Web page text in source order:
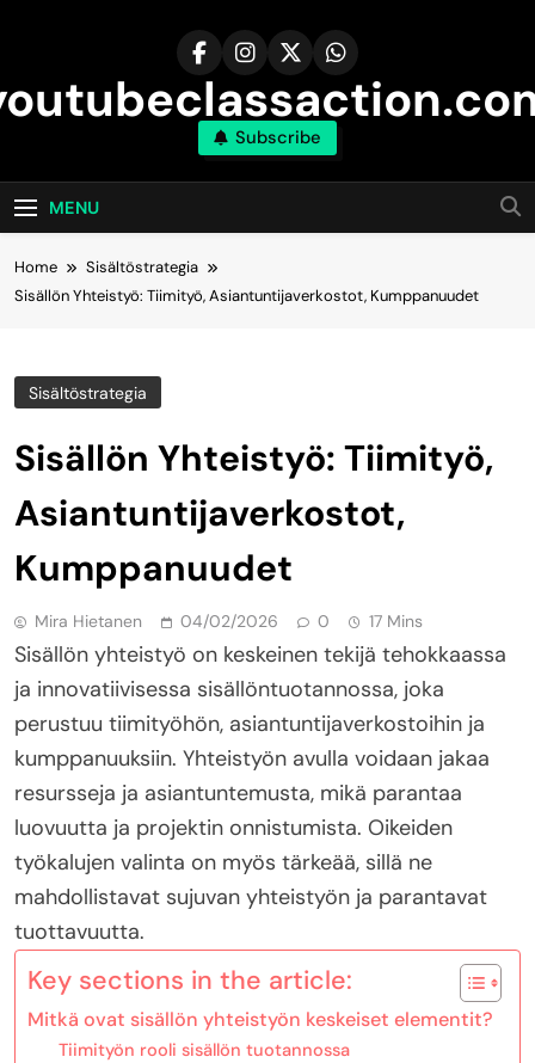
Subscribe
MENU
Home
Sisältöstrategia
Sisällön Yhteistyö: Tiimityö, Asiantuntijaverkostot, Kumppanuudet
Sisältöstrategia
Sisällön Yhteistyö: Tiimityö,
Asiantuntijaverkostot,
Kumppanuudet
Mira Hietanen 04/02/2026 0 17 Mins
Sisällön yhteistyö on keskeinen tekijä tehokkaassa
ja innovatiivisessa sisällöntuotannossa, joka
perustuu tiimityöhön, asiantuntijaverkostoihin ja
kumppanuuksiin. Yhteistyön avulla voidaan jakaa
resursseja ja asiantuntemusta, mikä parantaa
luovuutta ja projektin onnistumista. Oikeiden
työkalujen valinta on myös tärkeää, sillä ne
mahdollistavat sujuvan yhteistyön ja parantavat
tuottavuutta.
Key sections in the article:
Mitkä ovat sisällön yhteistyön keskeiset elementit?
Tiimityön rooli sisällön tuotannossa